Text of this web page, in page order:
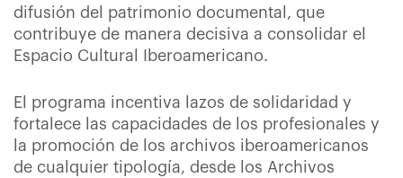
difusión del patrimonio documental, que
contribuye de manera decisiva a consolidar el
Espacio Cultural Iberoamericano.
El programa incentiva lazos de solidaridad y
fortalece las capacidades de los profesionales y
la promoción de los archivos iberoamericanos
de cualquier tipología, desde los Archivos